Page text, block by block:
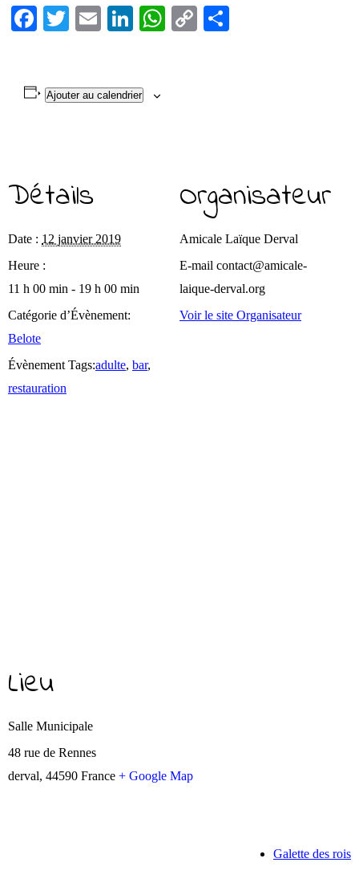
Fa
ok
T
r
E
Li
In
W C
Ajouter au calendrier
Détails
Date : 12 janvier 2019
Heure :
11 h 00 min - 19 h 00 min
Catégorie d’Évènement:
Belote
Évènement Tags:adulte, bar,
restauration
Organisateur
Amicale Laïque Derval
E-mail contact@amicale-
laique-derval.org
Voir le site Organisateur
Lieu
Salle Municipale
48 rue de Rennes
derval, 44590 France + Google Map
Galette des rois